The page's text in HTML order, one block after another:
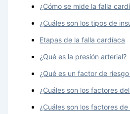
¿Cómo se mide la falla
¿Cuáles son los tipos de
Etapas de la falla cardíaca
¿Qué es la presión arterial?
¿Qué es un factor de
¿Cuáles son los factores
¿Cuáles son los factores